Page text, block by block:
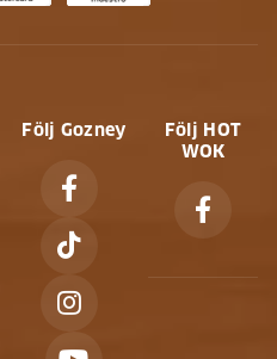
Följ Gozney
Följ HOT
WOK